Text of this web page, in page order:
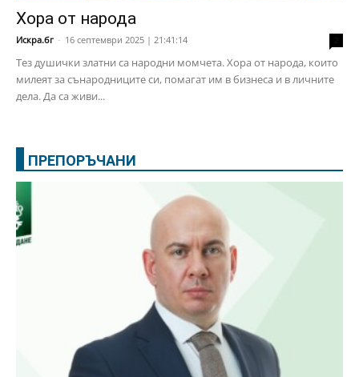
Хора от народа
Искра.бг - 16 септември 2025 | 21:41:14
Тез душички златни са народни момчета. Хора от народа, които
милеят за сънародниците си, помагат им в бизнеса и в личните
дела. Да са живи...
ПРЕПОРЪЧАНИ